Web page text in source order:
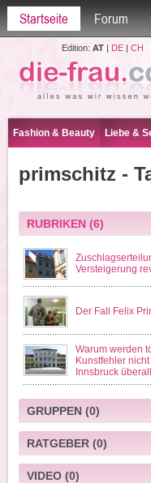
Startseite Forum
Edition: AT| DE| CH
Fashion & Beauty Liebe &
primschitz -
RUBRIKEN(6)
Versteigerung
Der Fall Felix
Warum werden
Kunstfehler
Innsbruck
GRUPPEN(0)
RATGEBER(0)
VIDEO(0)